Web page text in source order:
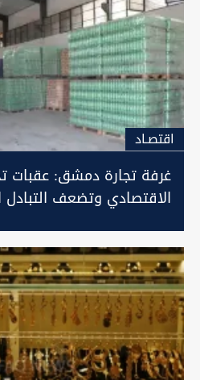
اقتصـاد
غرفة تجارة دمشق: عقبات
الاقتصادي وتضعف التبادل